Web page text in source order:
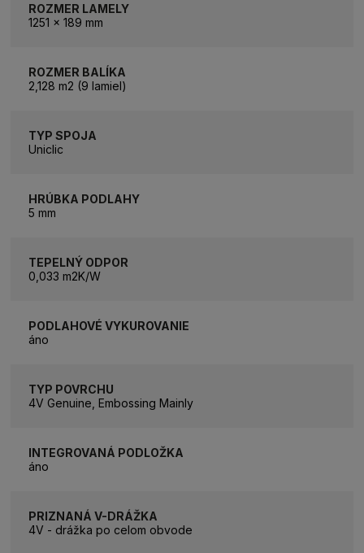
ROZMER LAMELY
1251 x 189 mm
ROZMER BALÍKA
2,128 m2 (9 lamiel)
TYP SPOJA
Uniclic
HRÚBKA PODLAHY
5 mm
TEPELNÝ ODPOR
0,033 m2K/W
PODLAHOVÉ VYKUROVANIE
áno
TYP POVRCHU
4V Genuine, Embossing Mainly
INTEGROVANÁ PODLOŽKA
áno
PRIZNANÁ V-DRÁŽKA
4V - drážka po celom obvode